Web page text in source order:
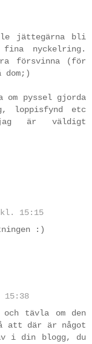
jättegärna bli
nyckelring.
försvinna (för
pyssel gjorda
loppisfynd etc
är väldigt
15:15
:)
tävla om den
att där är något
i din blogg, du